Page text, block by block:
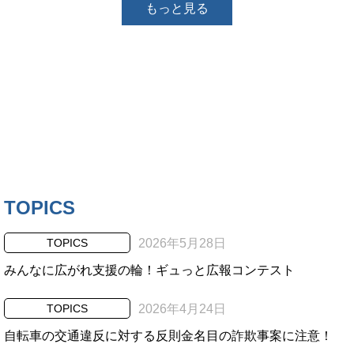
もっと見る
TOPICS
TOPICS
2026年5月28日
みんなに広がれ支援の輪！ギュっと広報コンテスト
TOPICS
2026年4月24日
自転車の交通違反に対する反則金名目の詐欺事案に注意！